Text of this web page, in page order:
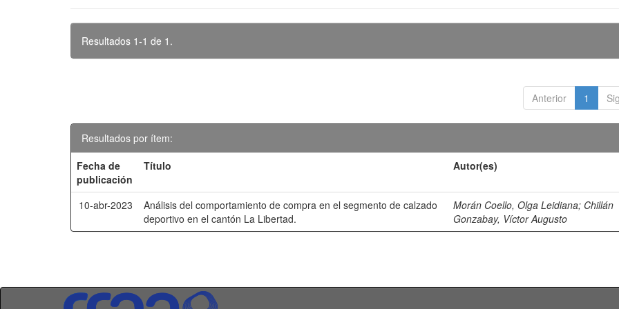
Resultados 1-1 de 1.
Anterior 1
Resultados por ítem:
Fecha de
publicación
Título Autor(es)
10-abr-2023
Análisis del comportamiento de compra en el segmento de calzado
deportivo en el cantón La Libertad.
Morán Coello, Olga Leidiana; Chillán
Gonzabay, Víctor Augusto